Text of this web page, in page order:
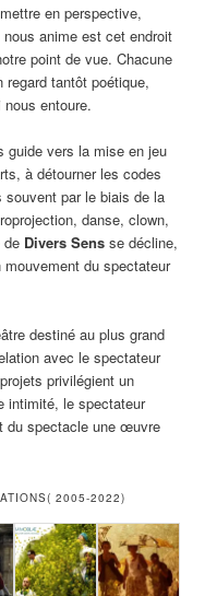
en perspective,
anime est cet endroit
point de vue. Chacune
tantôt poétique,
entoure.
guide vers la mise en jeu
à détourner les codes
souvent par le biais de la
danse, clown,
de Divers Sens se décline,
du spectateur
destiné au plus grand
avec le spectateur
privilégient un
intimité, le spectateur
du spectacle une œuvre
2005-2022)